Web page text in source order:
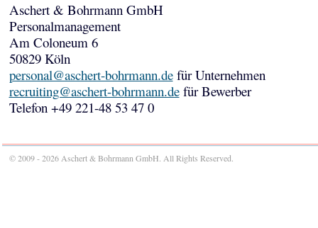
Aschert & Bohrmann GmbH
Personalmanagement
Am Coloneum 6
50829 Köln
personal@aschert-bohrmann.defür Unternehmen
recruiting@aschert-bohrmann.defür Bewerber
Telefon +49 221-48 53 47 0
© 2009 - 2026 Aschert & Bohrmann GmbH. All Rights Reserved.